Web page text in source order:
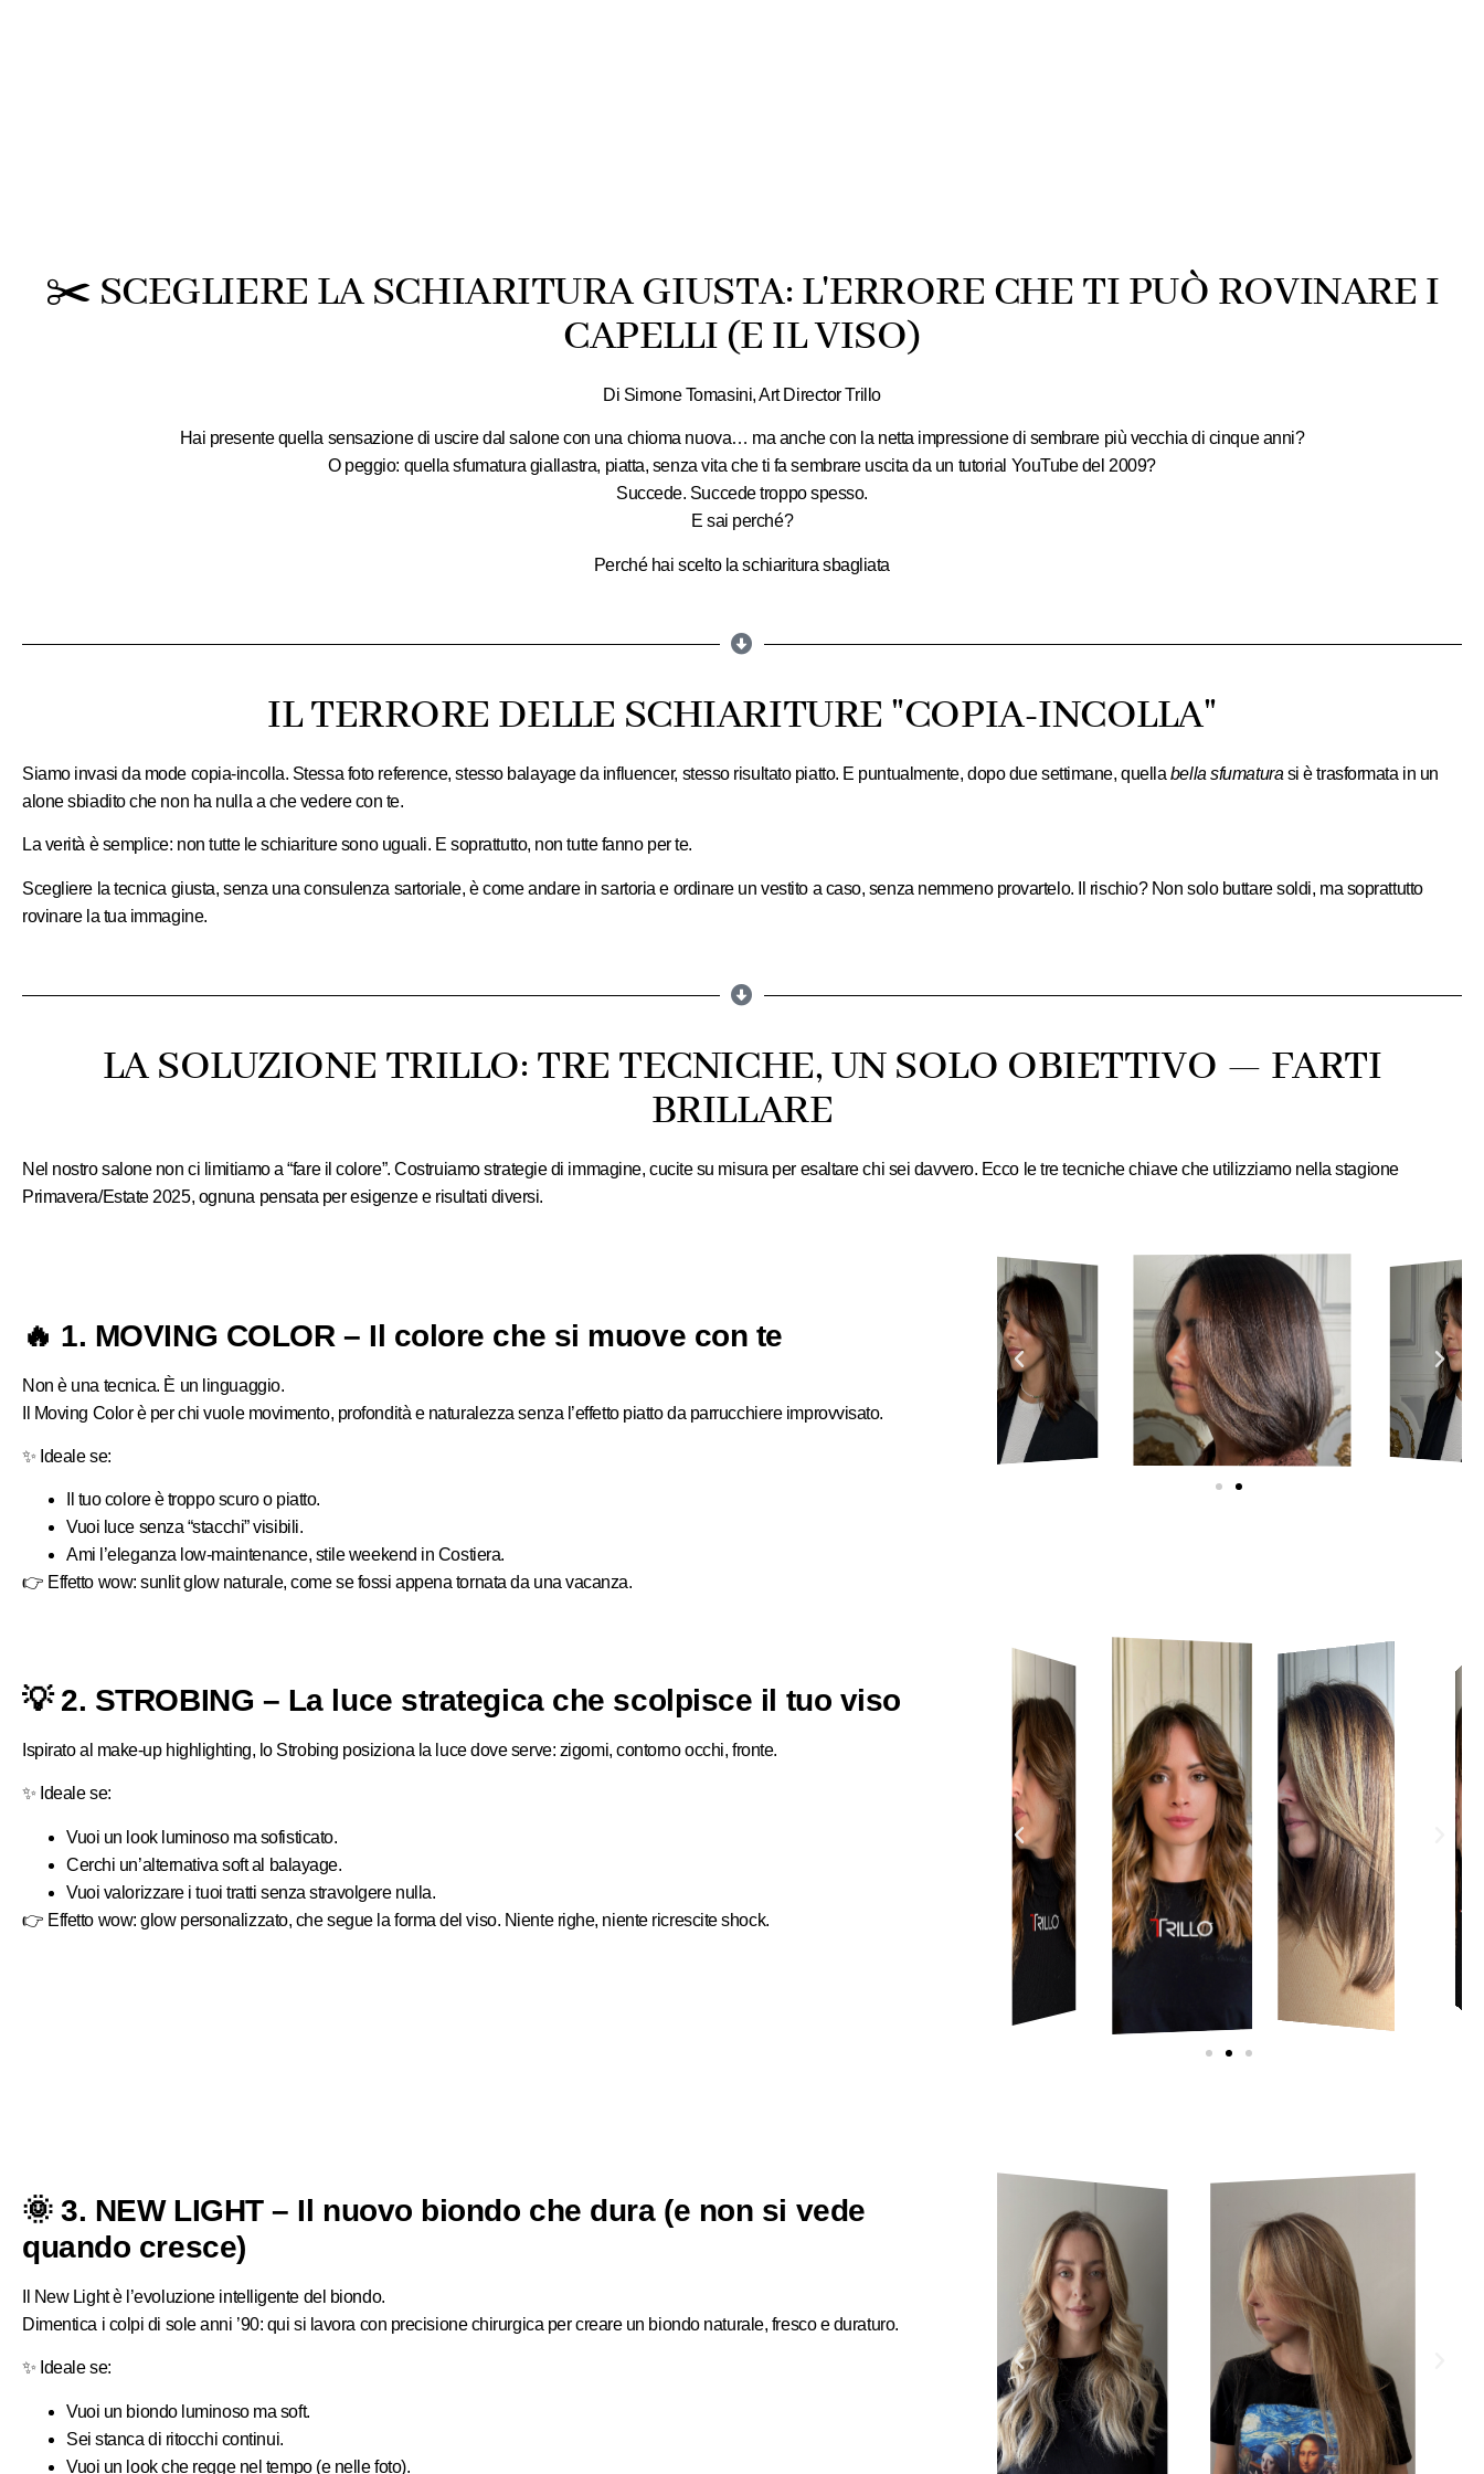
✂️ SCEGLIERE LA SCHIARITURA GIUSTA: L'ERRORE CHE TI PUÒ ROVINARE I
CAPELLI (E IL VISO)
Di Simone Tomasini, Art Director Trillo
Hai presente quella sensazione di uscire dal salone con una chioma nuova… ma anche con la netta impressione di sembrare più vecchia di cinque anni?
O peggio: quella sfumatura giallastra, piatta, senza vita che ti fa sembrare uscita da un tutorial YouTube del 2009?
Succede. Succede troppo spesso.
E sai perché?
Perché hai scelto la schiaritura sbagliata
IL TERRORE DELLE SCHIARITURE "COPIA-INCOLLA"
Siamo invasi da mode copia-incolla. Stessa foto reference, stesso balayage da influencer, stesso risultato piatto. E puntualmente, dopo due settimane, quella bella sfumatura si è trasformata in un
alone sbiadito che non ha nulla a che vedere con te.
La verità è semplice: non tutte le schiariture sono uguali. E soprattutto, non tutte fanno per te.
Scegliere la tecnica giusta, senza una consulenza sartoriale, è come andare in sartoria e ordinare un vestito a caso, senza nemmeno provartelo. Il rischio? Non solo buttare soldi, ma soprattutto
rovinare la tua immagine.
LA SOLUZIONE TRILLO: TRE TECNICHE, UN SOLO OBIETTIVO — FARTI
BRILLARE
Nel nostro salone non ci limitiamo a “fare il colore”.Costruiamostrategie di immagine, cucite su misura per esaltare chi sei davvero. Ecco le tre tecniche chiave che utilizziamo nella stagione
Primavera/Estate 2025, ognuna pensata per esigenze e risultati diversi.
🔥 1. MOVING COLOR – Il colore che si muove con te
Non è una tecnica. È un linguaggio.
Il Moving Color è per chi vuole movimento, profondità e naturalezza senza l’effetto piatto da parrucchiere improvvisato.
✨ Ideale se:
Il tuo colore è troppo scuro o piatto.
Vuoi luce senza “stacchi” visibili.
Ami l’eleganza low-maintenance, stile weekend in Costiera.
👉 Effetto wow: sunlit glow naturale, come se fossi appena tornata da una vacanza.
💡 2. STROBING – La luce strategica che scolpisce il tuo viso
Ispirato al make-up highlighting, lo Strobing posiziona la luce dove serve: zigomi, contorno occhi, fronte.
✨ Ideale se:
Vuoi un look luminoso ma sofisticato.
Cerchi un’alternativa soft al balayage.
Vuoi valorizzare i tuoi tratti senza stravolgere nulla.
👉 Effetto wow: glow personalizzato, che segue la forma del viso. Niente righe, niente ricrescite shock.
🌞 3. NEW LIGHT – Il nuovo biondo che dura (e non si vede
quando cresce)
Il New Light è l’evoluzione intelligente del biondo.
Dimentica i colpi di sole anni ’90: qui si lavora con precisione chirurgica per creare un biondo naturale, fresco e duraturo.
✨ Ideale se:
Vuoi un biondo luminoso ma soft.
Sei stanca di ritocchi continui.
Vuoi un look che regge nel tempo (e nelle foto).